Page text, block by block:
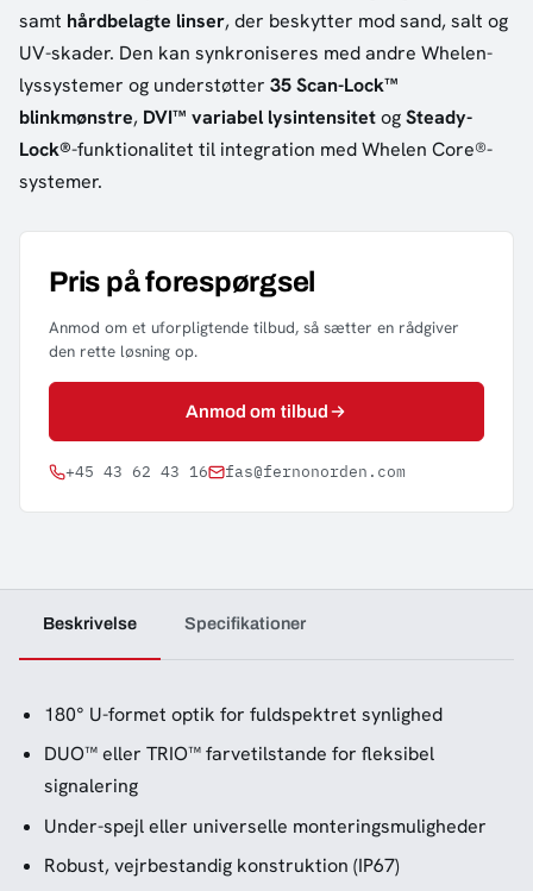
samt hårdbelagte linser, der beskytter mod sand, salt og
UV-skader. Den kan synkroniseres med andre Whelen-
lyssystemer og understøtter 35 Scan-Lock™
blinkmønstre, DVI™ variabel lysintensitetogSteady-
Lock®-funktionalitet til integration med Whelen Core®-
systemer.
Pris på forespørgsel
Anmod om et uforpligtende tilbud, så sætter en rådgiver
den rette løsning op.
Anmod om tilbud
+45 43 62 43 16 fas@fernonorden.com
Beskrivelse Specifikationer
180° U-formet optik for fuldspektret synlighed
DUO™ eller TRIO™ farvetilstande for fleksibel
signalering
Under-spejl eller universelle monteringsmuligheder
Robust, vejrbestandig konstruktion (IP67)